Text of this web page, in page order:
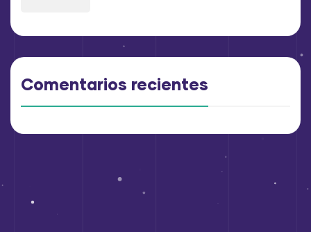
Comentarios recientes